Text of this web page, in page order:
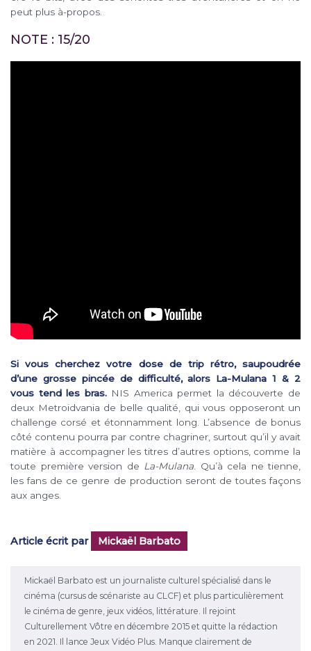
peut plus à-propos.
NOTE : 15/20
Si vous cherchez votre dose de trip rétro, saupoudrée
d’une grosse pincée de difficulté, alors La-Mulana 1 & 2
vous tend les bras.NIS America permet la découverte de
deux Metroidvania de belle qualité, qui vous opposeront un
challenge corsé et étonnamment long. L’absence de bonus
côté contenu pourra par contre chagriner, surtout qu’il y avait
matière à accompagner les titres d’autres options, comme la
toute première version de La-Mulana . Qu’à cela ne tienne,
les fans de ce genre de production seront de toutes façons
aux anges.
Article écrit par Mickaël Barbato
Mickaël Barbato est un journaliste culturel spécialisé dans le
cinéma (cursus de scénariste au CLCF) et plus particulièrement
le cinéma de genre, jeux vidéos, littérature. Il rejoint
Culturellement Vôtre en décembre 2015 et quitte la rédaction
en 2021. Il lance Jeux Vidéo Plus. Manque clairement de